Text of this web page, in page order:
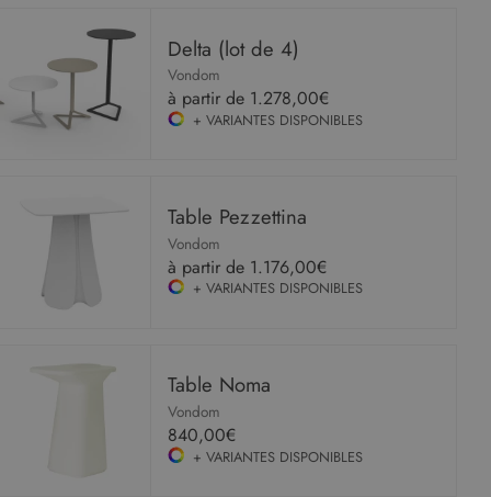
Delta (lot de 4)
Vondom
à partir de 1.278,00€
+ VARIANTES DISPONIBLES
Table Pezzettina
Vondom
à partir de 1.176,00€
+ VARIANTES DISPONIBLES
Table Noma
Vondom
840,00€
+ VARIANTES DISPONIBLES